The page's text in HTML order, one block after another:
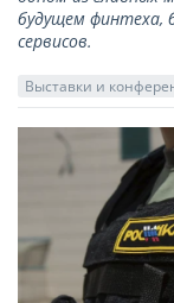
будущем финтеха,
сервисов.
Выставки и